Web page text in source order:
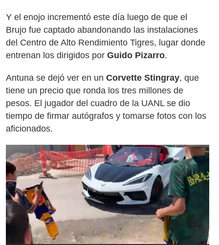
Y el enojo incrementó este día luego de que el
Brujo fue captado abandonando las instalaciones
del Centro de Alto Rendimiento Tigres, lugar donde
entrenan los dirigidos por Guido Pizarro.
Antuna se dejó ver en un Corvette Stingray, que
tiene un precio que ronda los tres millones de
pesos. El jugador del cuadro de la UANL se dio
tiempo de firmar autógrafos y tomarse fotos con los
aficionados.